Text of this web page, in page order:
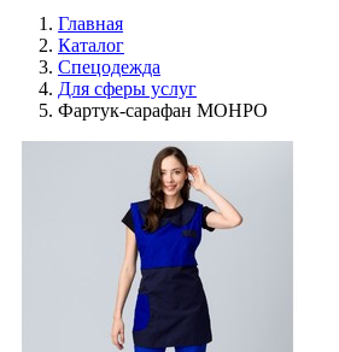
Главная
Каталог
Спецодежда
Для сферы услуг
Фартук-сарафан МОНРО